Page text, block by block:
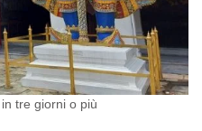
tre giorni o più